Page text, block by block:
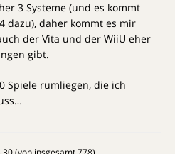
3 Systeme (und es kommt
dazu), daher kommt es mir
der Vita und der WiiU eher
gibt.
Spiele rumliegen, die ich